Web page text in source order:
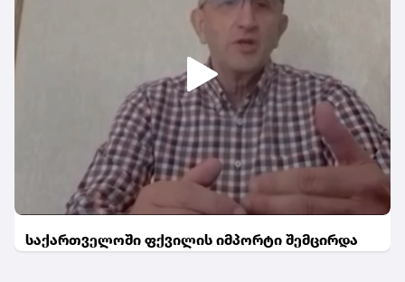
საქართველოში ფქვილის იმპორტი შემცირდა